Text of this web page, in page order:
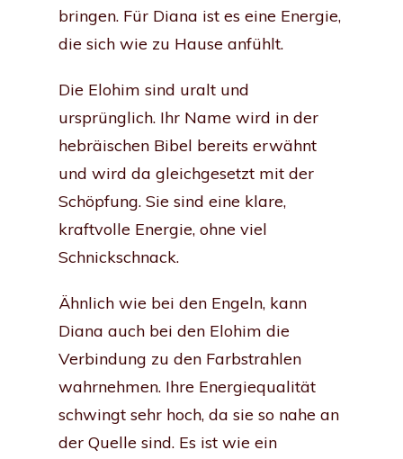
bringen. Für Diana ist es eine Energie,
die sich wie zu Hause anfühlt.
Die Elohim sind uralt und
ursprünglich. Ihr Name wird in der
hebräischen Bibel bereits erwähnt
und wird da gleichgesetzt mit der
Schöpfung. Sie sind eine klare,
kraftvolle Energie, ohne viel
Schnickschnack.
Ähnlich wie bei den Engeln, kann
Diana auch bei den Elohim die
Verbindung zu den Farbstrahlen
wahrnehmen. Ihre Energiequalität
schwingt sehr hoch, da sie so nahe an
der Quelle sind. Es ist wie ein